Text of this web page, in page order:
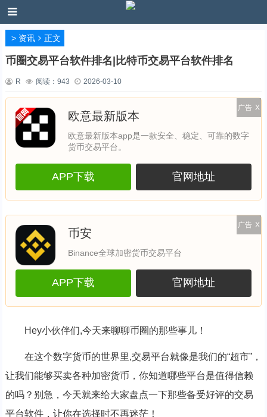
> 资讯 正文
币圈交易平台软件排名|比特币交易平台软件排名
R 阅读： 943 2026-03-10
广告 X
欧意最新版本
欧意最新版本app是一款安全、稳定、可靠的数字
货币交易平台。
APP下载 官网地址
广告 X
币安
Binance全球加密货币交易平台
APP下载 官网地址
Hey小伙伴们,今天来聊聊币圈的那些事儿！
在这个数字货币的世界里,交易平台就像是我们的“超市”，
让我们能够买卖各种加密货币，你知道哪些平台是值得信赖
的吗？别急，今天就来给大家盘点一下那些备受好评的交易
平台软件，让你在选择时不再迷茫！